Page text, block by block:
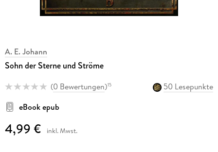
A. E. Johann
Sohn der Sterne und Ströme
(0 Bewertungen)15
50 Lesepunkte
eBook epub
4,99 € inkl. Mwst.